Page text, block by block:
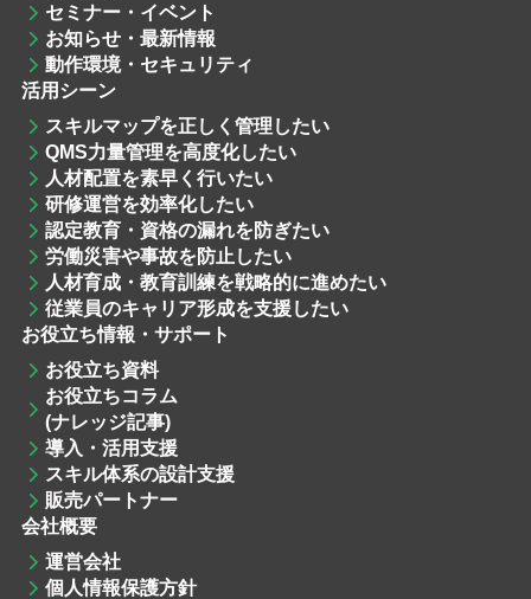
セミナー・イベント
お知らせ・最新情報
動作環境・セキュリティ
活用シーン
スキルマップを正しく管理したい
QMS力量管理を高度化したい
人材配置を素早く行いたい
研修運営を効率化したい
認定教育・資格の漏れを防ぎたい
労働災害や事故を防止したい
人材育成・教育訓練を戦略的に進めたい
従業員のキャリア形成を支援したい
お役立ち情報・サポート
お役立ち資料
お役立ちコラム
(ナレッジ記事)
導入・活用支援
スキル体系の設計支援
販売パートナー
会社概要
運営会社
個人情報保護方針